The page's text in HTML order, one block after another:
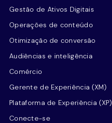
Gestão de Ativos Digitais
Operações de conteúdo
Otimização de conversão
Audiências e inteligência
Comércio
Gerente de Experiência (XM)
Plataforma de Experiência (XP)
Conecte-se